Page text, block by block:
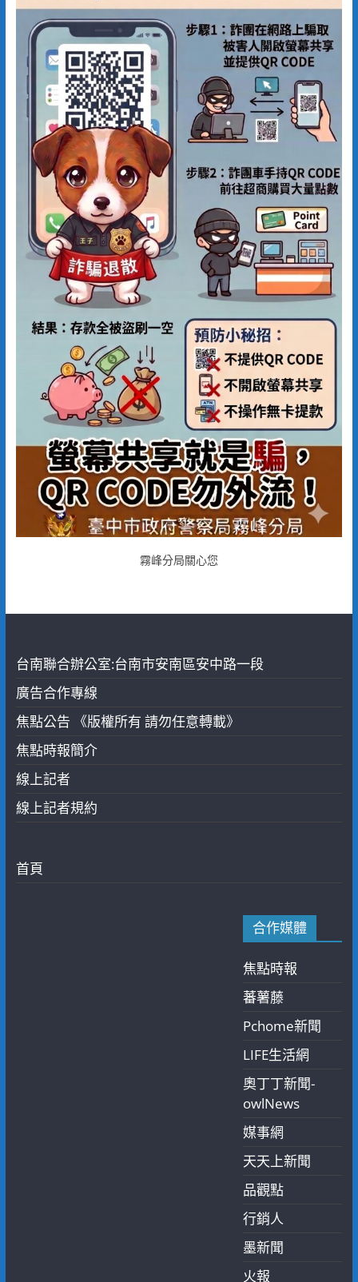
霧峰分局關心您
台南聯合辦公室:台南市安南區安中路一段
廣告合作專線
焦點公告 《版權所有 請勿任意轉載》
焦點時報簡介
線上記者
線上記者規約
首頁
合作媒體
焦點時報
蕃薯藤
Pchome新聞
LIFE生活網
奧丁丁新聞-
owlNews
媒事網
天天上新聞
品觀點
行銷人
墨新聞
火報